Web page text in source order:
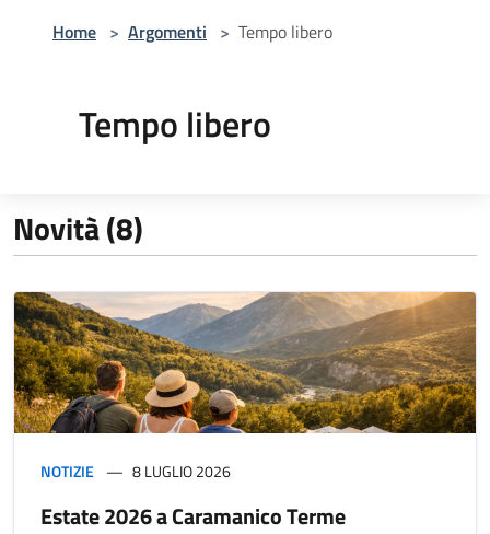
Home > Argomenti > Tempo libero
Tempo libero
Novità (8)
NOTIZIE 8 LUGLIO 2026
Estate 2026 a Caramanico Terme